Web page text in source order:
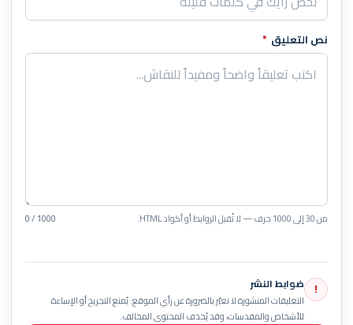
نص التعليق *
من 30 إلى 1000 حرف — لا تُقبل الروابط أو أكواد HTML. 0 / 1000
! ضوابط النشر
التعليقات المنشورة لا تعبّر بالضرورة عن رأي الموقع. يُمنع التجريح أو الإساءة
للأشخاص والمقدسات، وقد يُحذف المحتوى المخالف.